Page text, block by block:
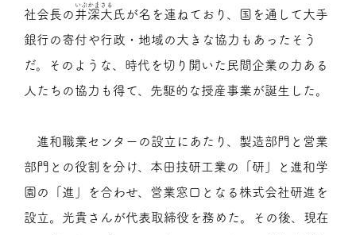
社会長の井深大
いぶかまさる
氏が名を連ねており、国を通して大手
銀行の寄付や行政・地域の大きな協力もあったそう
だ。そのような、時代を切り開いた民間企業の力ある
人たちの協力も得て、先駆的な授産事業が誕生した。
進和職業センターの設立にあたり、製造部門と営業
部門との役割を分け、本田技研工業の「研」と進和学
園の「進」を合わせ、営業窓口となる株式会社研進を
設立。光貴さんが代表取締役を務めた。その後、現在